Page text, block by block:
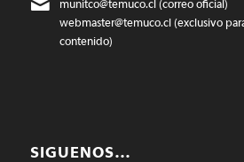
munitco@temuco.cl(correo oficial)
webmaster@temuco.cl(exclusivo
contenido)
SIGUENOS…